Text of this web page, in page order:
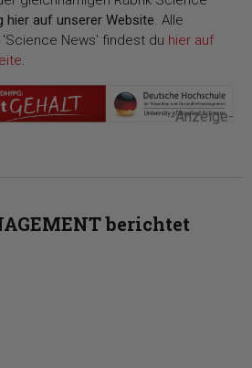
hier auf unserer Website. Alle
News' findest du hier auf
.
-Anzeige-
berichtet